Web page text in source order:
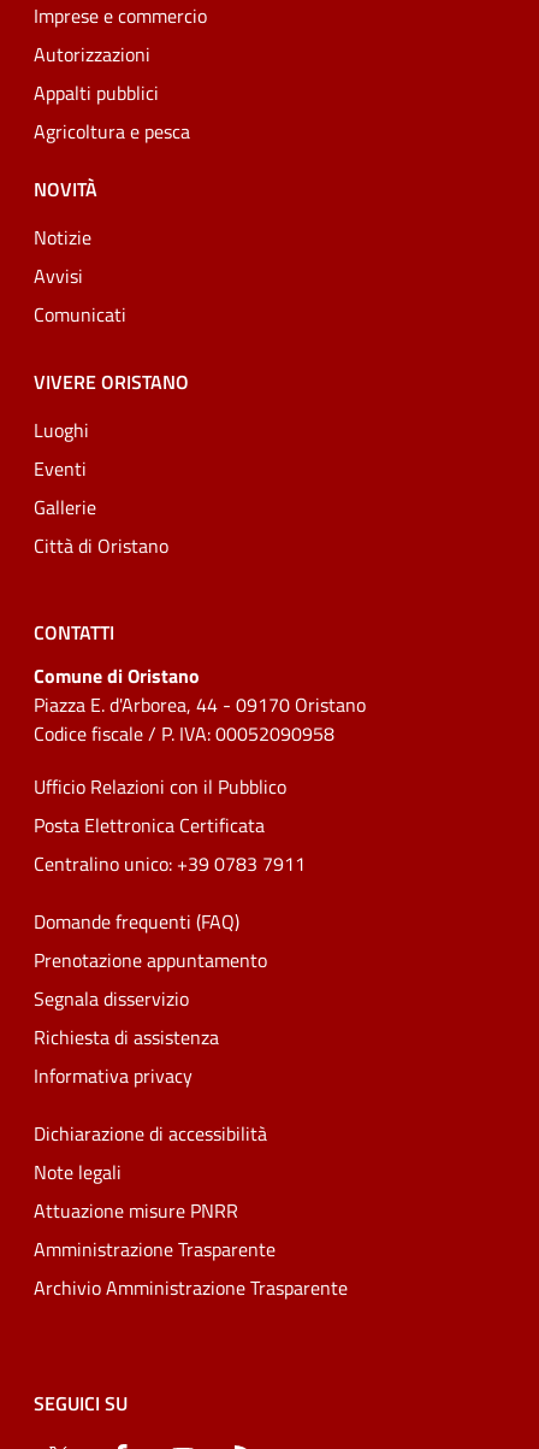
Imprese e commercio
Autorizzazioni
Appalti pubblici
Agricoltura e pesca
NOVITÀ
Notizie
Avvisi
Comunicati
VIVERE ORISTANO
Luoghi
Eventi
Gallerie
Città di Oristano
CONTATTI
Comune di Oristano
Piazza E. d'Arborea, 44 - 09170 Oristano
Codice fiscale / P. IVA: 00052090958
Ufficio Relazioni con il Pubblico
Posta Elettronica Certificata
Centralino unico: +39 0783 7911
Domande frequenti (FAQ)
Prenotazione appuntamento
Segnala disservizio
Richiesta di assistenza
Informativa privacy
Dichiarazione di accessibilità
Note legali
Attuazione misure PNRR
Amministrazione Trasparente
Archivio Amministrazione Trasparente
SEGUICI SU